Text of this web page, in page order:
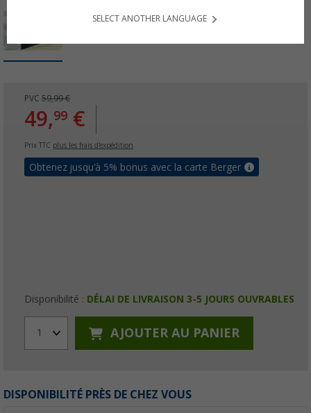
PVC 59,99 €
49,99 €
Prix TTC plus les frais d'expédition
Obtenez jusqu'à 5% bonus avec la carte Berger
Disponibilité : DÉLAI DE LIVRAISON 3-5 JOURS OUVRABLES
1 AJOUTER AU PANIER
DISPONIBILITÉ PRÈS DE CHEZ VOUS
SELECT ANOTHER LANGUAGE